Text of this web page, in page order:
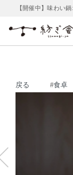
【開催中】味わい
戻る #食卓